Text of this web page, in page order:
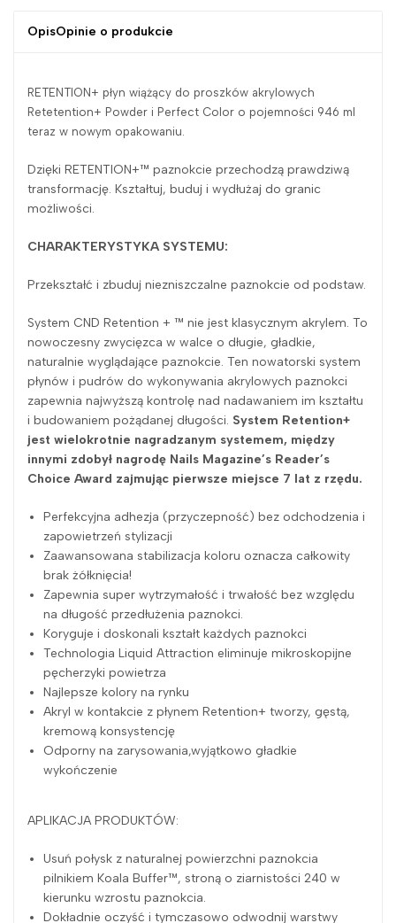
OpisOpinie o produkcie
RETENTION+ płyn wiążący do proszków akrylowych
Retetention+ Powder i Perfect Color o pojemności 946 ml
teraz w nowym opakowaniu.
Dzięki RETENTION+™ paznokcie przechodzą prawdziwą
transformację. Kształtuj, buduj i wydłużaj do granic
możliwości.
CHARAKTERYSTYKA SYSTEMU:
Przekształć i zbuduj niezniszczalne paznokcie od podstaw.
System CND Retention + ™ nie jest klasycznym akrylem. To
nowoczesny zwycięzca w walce o długie, gładkie,
naturalnie wyglądające paznokcie. Ten nowatorski system
płynów i pudrów do wykonywania akrylowych paznokci
zapewnia najwyższą kontrolę nad nadawaniem im kształtu
i budowaniem pożądanej długości. System Retention+
jest wielokrotnie nagradzanym systemem, między
innymi zdobył nagrodę Nails Magazine’s Reader’s
Choice Award zajmując pierwsze miejsce 7 lat z rzędu.
Perfekcyjna adhezja (przyczepność) bez odchodzenia i
zapowietrzeń stylizacji
Zaawansowana stabilizacja koloru oznacza całkowity
brak żółknięcia!
Zapewnia super wytrzymałość i trwałość bez względu
na długość przedłużenia paznokci.
Koryguje i doskonali kształt każdych paznokci
Technologia Liquid Attraction eliminuje mikroskopijne
pęcherzyki powietrza
Najlepsze kolory na rynku
Akryl w kontakcie z płynem Retention+ tworzy, gęstą,
kremową konsystencję
Odporny na zarysowania,wyjątkowo gładkie
wykończenie
APLIKACJA PRODUKTÓW:
Usuń połysk z naturalnej powierzchni paznokcia
pilnikiem Koala Buffer™, stroną o ziarnistości 240 w
kierunku wzrostu paznokcia.
Dokładnie oczyść i tymczasowo odwodnij warstwy